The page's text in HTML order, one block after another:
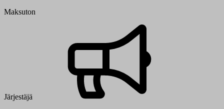
Maksuton
Järjestäjä